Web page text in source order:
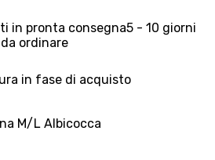
in pronta consegna5 - 10 giorni
ordinare
in fase di acquisto
M/L Albicocca